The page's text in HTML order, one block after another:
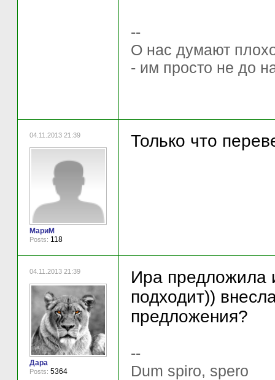
--
О нас думают
- им просто не до
04.11.2013 21:39
МариМ
Posts: 118
Только что
04.11.2013 21:39
Дара
Posts: 5364
Ира предложила
подходит))
предложения?
--
Dum spiro, spero